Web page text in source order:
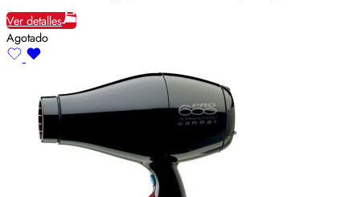
Ver detalles
Agotado